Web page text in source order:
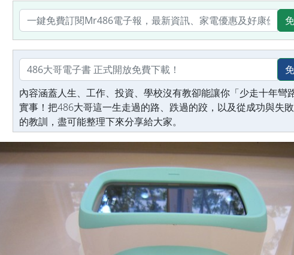
內容涵蓋人生、工作、投資、學校沒有教卻能讓你「少走十年彎
實事！把486大哥這一生走過的路、跌過的跤，以及從成功與失
的教訓，盡可能整理下來分享給大家。